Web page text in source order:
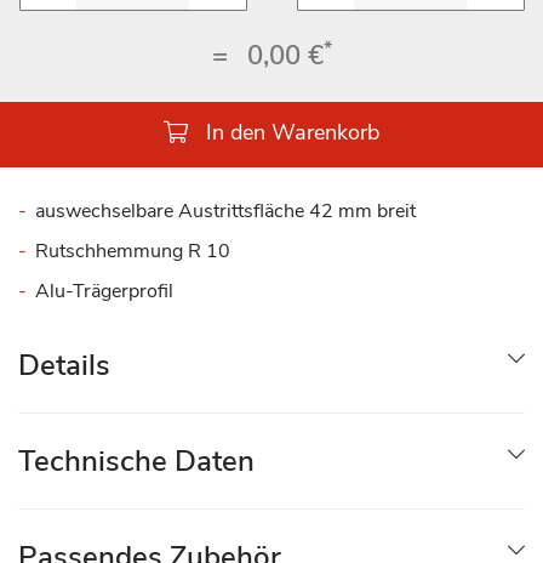
= 0,00 €*
In den Warenkorb
auswechselbare Austrittsfläche 42 mm breit
Rutschhemmung R 10
Alu-Trägerprofil
Details
Technische Daten